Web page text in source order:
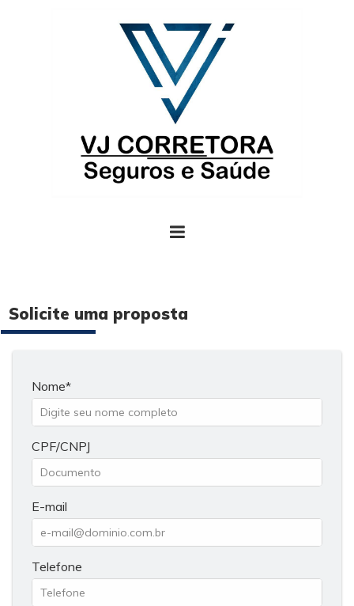
Solicite uma proposta
Nome
CPF/CNPJ
E-mail
Telefone